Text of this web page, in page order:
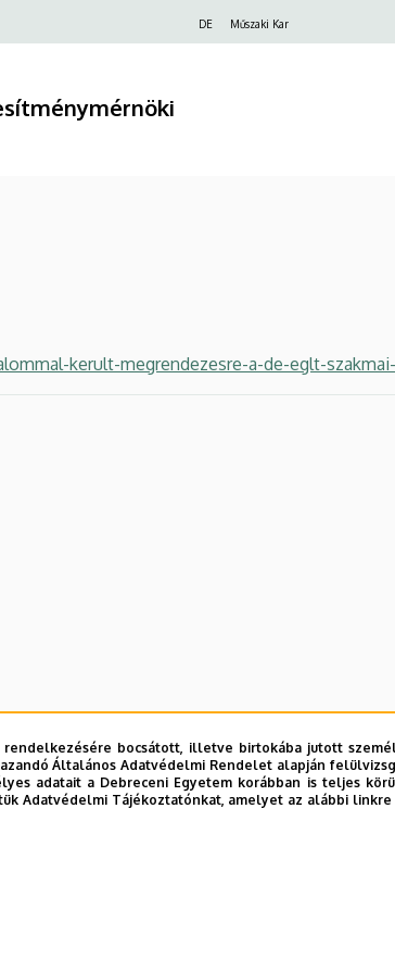
DE Műszaki Kar
kerult-megrendezesre-a-de-eglt-
bocsátott, illetve birtokába jutott
Általános Adatvédelmi Rendelet alapján
adatait a Debreceni Egyetem korábban is teljes
Adatvédelmi Tájékoztatónkat, amelyet az alábbi